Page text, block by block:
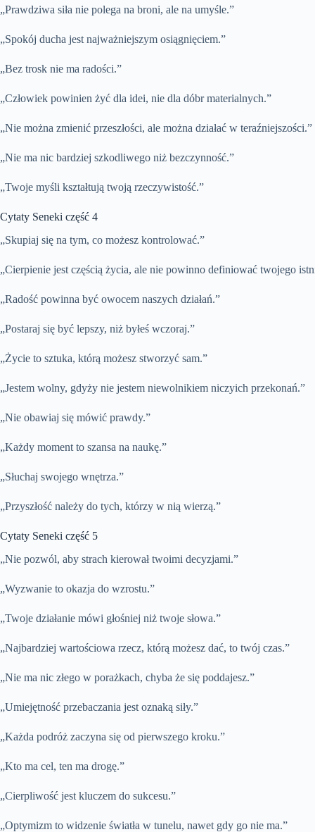
„Prawdziwa siła nie polega na broni, ale na umyśle.”
„Spokój ducha jest najważniejszym osiągnięciem.”
„Bez trosk nie ma radości.”
„Człowiek powinien żyć dla idei, nie dla dóbr materialnych.”
„Nie można zmienić przeszłości, ale można działać w teraźniejszości.”
„Nie ma nic bardziej szkodliwego niż bezczynność.”
„Twoje myśli kształtują twoją rzeczywistość.”
Cytaty Seneki część 4
„Skupiaj się na tym, co możesz kontrolować.”
„Cierpienie jest częścią życia, ale nie powinno definiować twojego
„Radość powinna być owocem naszych działań.”
„Postaraj się być lepszy, niż byłeś wczoraj.”
„Życie to sztuka, którą możesz stworzyć sam.”
„Jestem wolny, gdyży nie jestem niewolnikiem niczyich przekonań.”
„Nie obawiaj się mówić prawdy.”
„Każdy moment to szansa na naukę.”
„Słuchaj swojego wnętrza.”
„Przyszłość należy do tych, którzy w nią wierzą.”
Cytaty Seneki część 5
„Nie pozwól, aby strach kierował twoimi decyzjami.”
„Wyzwanie to okazja do wzrostu.”
„Twoje działanie mówi głośniej niż twoje słowa.”
„Najbardziej wartościowa rzecz, którą możesz dać, to twój czas.”
„Nie ma nic złego w porażkach, chyba że się poddajesz.”
„Umiejętność przebaczania jest oznaką siły.”
„Każda podróż zaczyna się od pierwszego kroku.”
„Kto ma cel, ten ma drogę.”
„Cierpliwość jest kluczem do sukcesu.”
„Optymizm to widzenie światła w tunelu, nawet gdy go nie ma.”